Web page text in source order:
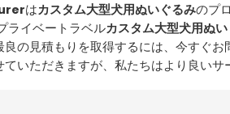
はカスタム大型犬用ぬいぐるみのプ
ライベートラベルカスタム大型犬用ぬ
良の見積もりを取得するには、今すぐお
いただきますが、私たちはより良いサ